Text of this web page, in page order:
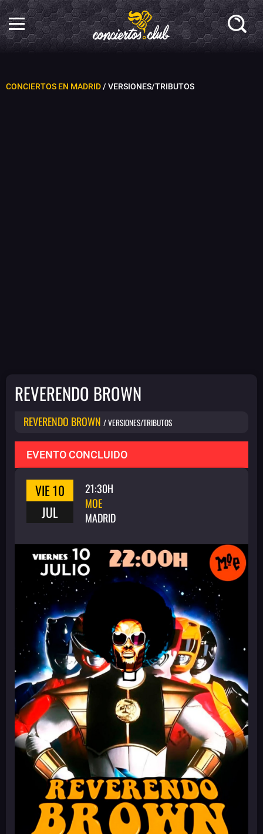
CONCIERTOS EN MADRID/ VERSIONES/TRIBUTOS
REVERENDO BROWN
REVERENDO BROWN / VERSIONES/TRIBUTOS
EVENTO CONCLUIDO
VIE 10
JUL
21:30H
MOE
MADRID